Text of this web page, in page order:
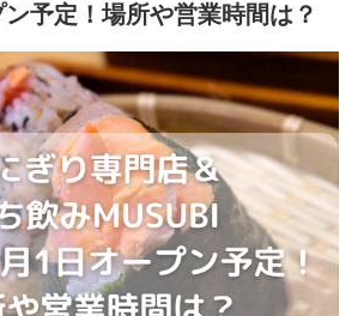
予定！場所や営業時間は？